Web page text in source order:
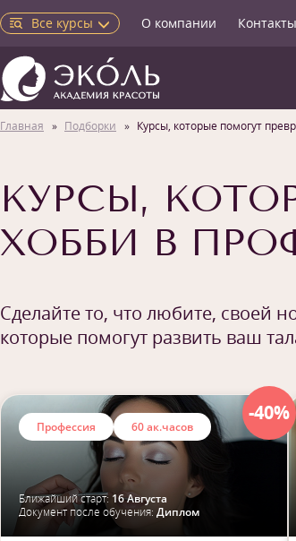
Все курсы О компании Контакты
Главная Подборки Курсы, которые помогут
КУРСЫ,
ХОББИ В
Сделайте то, что любите, своей
которые помогут развить ваш
-40%
Профессия 60 ак.часов
Ближайший старт: 16 Августа
Документ после обучения: Диплом